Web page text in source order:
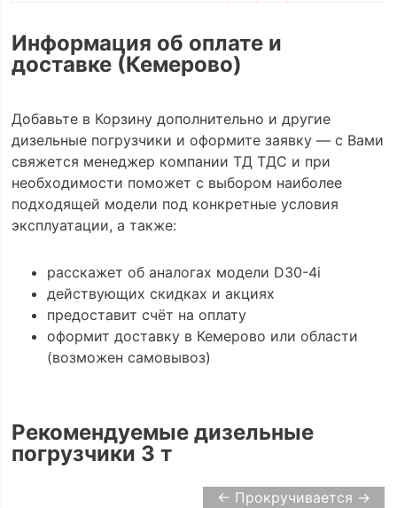
Информация об оплате и
доставке (Кемерово)
Добавьте в Корзину дополнительно и другие
дизельные погрузчики и оформите заявку — с Вами
свяжется менеджер компании ТД ТДС и при
необходимости поможет с выбором наиболее
подходящей модели под конкретные условия
эксплуатации, а также:
расскажет об аналогах модели D30-4i
действующих скидках и акциях
предоставит счёт на оплату
оформит доставку в Кемерово или области
(возможен самовывоз)
Рекомендуемые дизельные
погрузчики 3 т
← Прокручивается →